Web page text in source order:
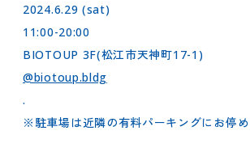
2024.6.29 (sat)
11:00-20:00
BIOTOUP 3F(松江市天神町17-1)
@biotoup.bldg
.
※駐車場は近隣の有料パーキングにお停